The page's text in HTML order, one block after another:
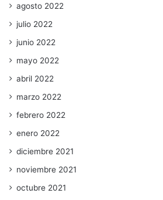
agosto 2022
julio 2022
junio 2022
mayo 2022
abril 2022
marzo 2022
febrero 2022
enero 2022
diciembre 2021
noviembre 2021
octubre 2021